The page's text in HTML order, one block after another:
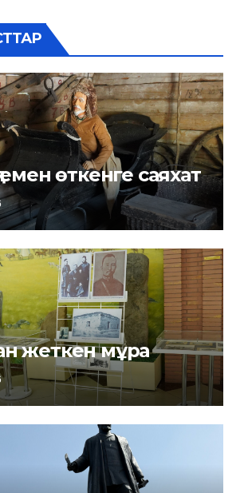
200 теңгемен өткенге саяхат
Абайдан жеткен мұра